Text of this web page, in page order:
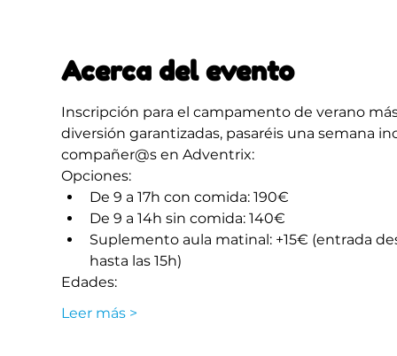
Acerca del evento
Inscripción para el campamento de verano
diversión garantizadas, pasaréis una semana
compañer@s en Adventrix:
Opciones:
De 9 a 17h con comida: 190€
De 9 a 14h sin comida: 140€
Suplemento aula matinal: +15€ (entrada
hasta las 15h)
Edades:
Leer más >